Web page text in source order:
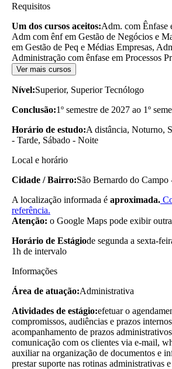
Requisitos
Um dos cursos aceitos:Adm. com Ênfase
Adm com ênf em Gestão de Negócios e
em Gestão de Peq e Médias Empresas,
Administração com ênfase em Processos
Ver mais cursos
Nível:Superior, Superior Tecnólogo
Conclusão:1º semestre de 2027 ao 1º
Horário de estudo:A distância, Noturno,
- Tarde, Sábado - Noite
Local e horário
Cidade / Bairro:São Bernardo do Campo
A localização informada é aproximada.
referência.
Atenção: o Google Maps pode exibir
Horário de Estágiode segunda a sexta-
1h de intervalo
Informações
Área de atuação:Administrativa
Atividades de estágio:efetuar o
compromissos, audiências e prazos
acompanhamento de prazos
comunicação com os clientes via e-mail,
auxiliar na organização de documentos e
prestar suporte nas rotinas administrativas